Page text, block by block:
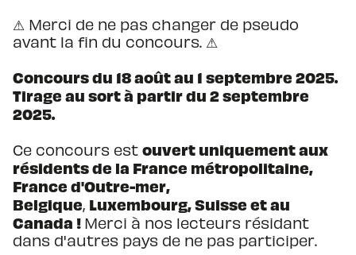
⚠ Merci de ne pas changer de pseudo
avant la fin du concours. ⚠
Concours du 18 août au 1 septembre 2025.
Tirage au sort à partir du 2 septembre
2025.
Ce concours est ouvert uniquement aux
résidents de la France métropolitaine,
France d'Outre-mer,
Belgique, Luxembourg, Suisse et au
Canada ! Merci à nos lecteurs résidant
dans d'autres pays de ne pas participer.